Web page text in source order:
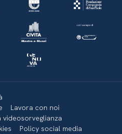
Lavora con noi
videosorveglianza
Policy social media